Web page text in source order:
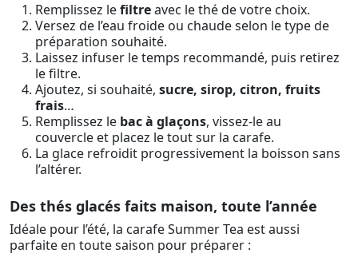
Remplissez lefiltreavec le thé de votre choix.
Versez de l’eau froide ou chaude selon le type de
préparation souhaité.
Laissez infuser le temps recommandé, puis retirez
le filtre.
Ajoutez, si souhaité, sucre, sirop, citron, fruits
frais…
Remplissez le bac à glaçons, vissez-le au
couvercle et placez le tout sur la carafe.
La glace refroidit progressivement la boisson sans
l’altérer.
Des thés glacés faits maison, toute l’année
Idéale pour l’été, la carafe Summer Tea est aussi
parfaite en toute saison pour préparer :